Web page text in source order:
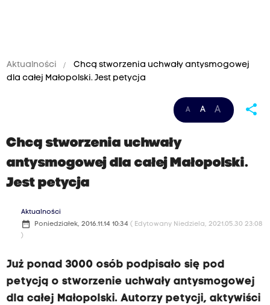
Aktualności
Chcą stworzenia uchwały antysmogowej
dla całej Małopolski. Jest petycja
A A A share
Chcą stworzenia uchwały
antysmogowej dla całej Małopolski.
Jest petycja
Aktualności
date_range Poniedziałek, 2016.11.14 10:34 ( Edytowany Niedziela, 2021.05.30 23:08
)
Już ponad 3000 osób podpisało się pod
petycją o stworzenie uchwały antysmogowej
dla całej Małopolski. Autorzy petycji, aktywiści